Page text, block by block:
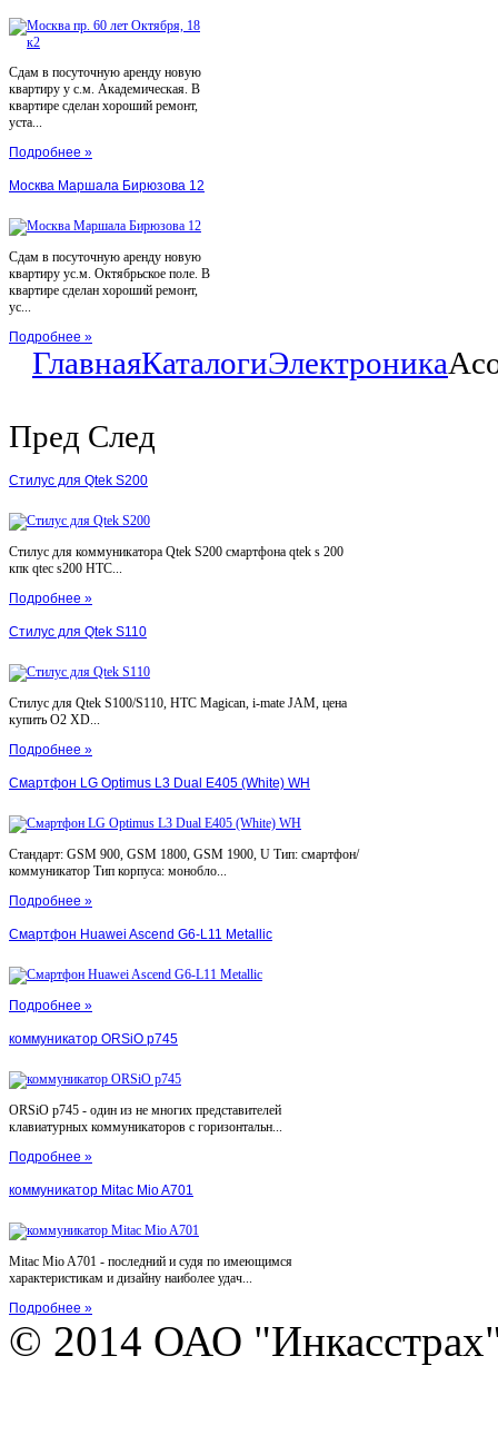
Сдам в посуточную аренду новую
квартиру у с.м. Академическая. В
квартире сделан хороший ремонт,
уста...
Подробнее »
Москва Маршала Бирюзова 12
Сдам в посуточную аренду новую
квартиру ус.м. Октябрьское поле. В
квартире сделан хороший ремонт,
ус...
Подробнее »
ГлавнаяКаталогиЭлектроника
Пред След
Стилус для Qtek S200
Стилус для коммуникатора Qtek S200 смартфона qtek s 200
кпк qtec s200 HTC...
Подробнее »
Стилус для Qtek S110
Стилус для Qtek S100/S110, HTC Magican, i-mate JAM, цена
купить O2 XD...
Подробнее »
Смартфон LG Optimus L3 Dual E405 (White) WH
Стандарт: GSM 900, GSM 1800, GSM 1900, U Тип: смартфон/
коммуникатор Тип корпуса: монобло...
Подробнее »
Смартфон Huawei Ascend G6-L11 Metallic
Подробнее »
коммуникатор ORSiO p745
ORSiO p745 - один из не многих представителей
клавиатурных коммуникаторов с горизонтальн...
Подробнее »
коммуникатор Mitac Mio A701
Mitac Mio A701 - последний и судя по имеющимся
характеристикам и дизайну наиболее удач...
Подробнее »
© 2014 ОАО